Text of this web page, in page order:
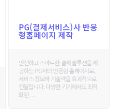
PG(결제서비스)사 반응
형홈페이지 제작
안전하고 스마트한 결제 솔루션을 제
공하는 PG사의 반응형 홈페이지로,
서비스 정보와 기술력을 효과적으로
전달합니다. 다양한 기기에서도 최적
화된 . . .